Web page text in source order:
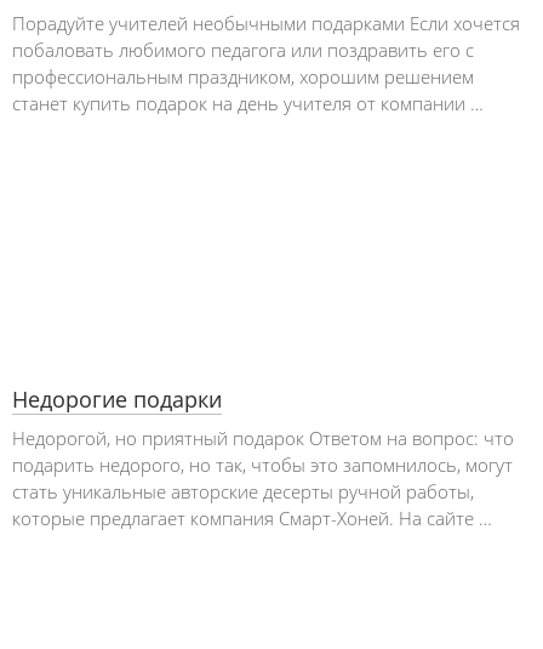
Порадуйте учителей необычными подарками Если хочется
побаловать любимого педагога или поздравить его с
профессиональным праздником, хорошим решением
станет купить подарок на день учителя от компании …
Недорогие подарки
Недорогой, но приятный подарок Ответом на вопрос: что
подарить недорого, но так, чтобы это запомнилось, могут
стать уникальные авторские десерты ручной работы,
которые предлагает компания Смарт-Хоней. На сайте …